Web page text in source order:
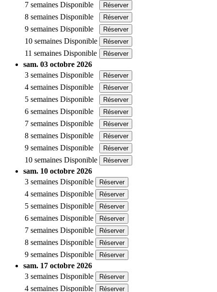
7 semaines Disponible Réserver
8 semaines Disponible Réserver
9 semaines Disponible Réserver
10 semaines Disponible Réserver
11 semaines Disponible Réserver
sam. 03 octobre 2026
3 semaines Disponible Réserver
4 semaines Disponible Réserver
5 semaines Disponible Réserver
6 semaines Disponible Réserver
7 semaines Disponible Réserver
8 semaines Disponible Réserver
9 semaines Disponible Réserver
10 semaines Disponible Réserver
sam. 10 octobre 2026
3 semaines Disponible Réserver
4 semaines Disponible Réserver
5 semaines Disponible Réserver
6 semaines Disponible Réserver
7 semaines Disponible Réserver
8 semaines Disponible Réserver
9 semaines Disponible Réserver
sam. 17 octobre 2026
3 semaines Disponible Réserver
4 semaines Disponible Réserver